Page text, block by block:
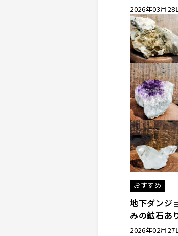
2026年03月28
おすすめ
地下ダンジ
みの鉱石あ
2026年02月27